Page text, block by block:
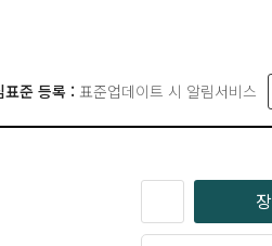
표준 등록 : 표준업데이트 시 알림서비스